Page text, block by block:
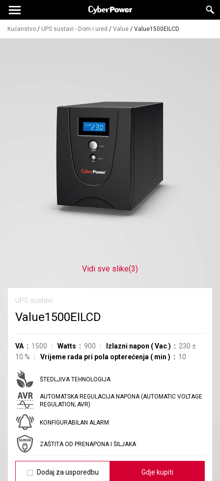
Kućanstvo / UPS sustavi - Dom i ured / Value / Value1500EILCD
Vidi sve slike(3)
UPS sustavi
Value1500EILCD
VA 1500 Watts 900 Izlazni napon (Vac) 230 ±
10 % Vrijeme rada pri pola opterećenja ( min ) 10
ŠTEDLJIVA TEHNOLOGIJA
AUTOMATSKA REGULACIJA NAPONA (AUTOMATIC VOLTAGE
REGULATION; AVR)
KONFIGURABILAN ALARM
ZAŠTITA OD PRENAPONA I ŠILJAKA
Dodaj za usporedbu Gdje kupiti